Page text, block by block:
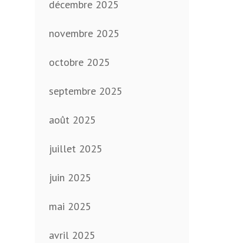
décembre 2025
novembre 2025
octobre 2025
septembre 2025
août 2025
juillet 2025
juin 2025
mai 2025
avril 2025